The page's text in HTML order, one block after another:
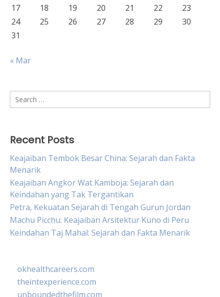
17
18 19 20 21 22
23
24
25 26 27 28 29
30
31
« Mar
Search
for:
Recent Posts
Keajaiban Tembok Besar China: Sejarah dan Fakta
Menarik
Keajaiban Angkor Wat Kamboja: Sejarah dan
Keindahan yang Tak Tergantikan
Petra, Kekuatan Sejarah di Tengah Gurun Jordan
Machu Picchu: Keajaiban Arsitektur Kuno di Peru
Keindahan Taj Mahal: Sejarah dan Fakta Menarik
okhealthcareers.com
theintexperience.com
unboundedthefilm.com